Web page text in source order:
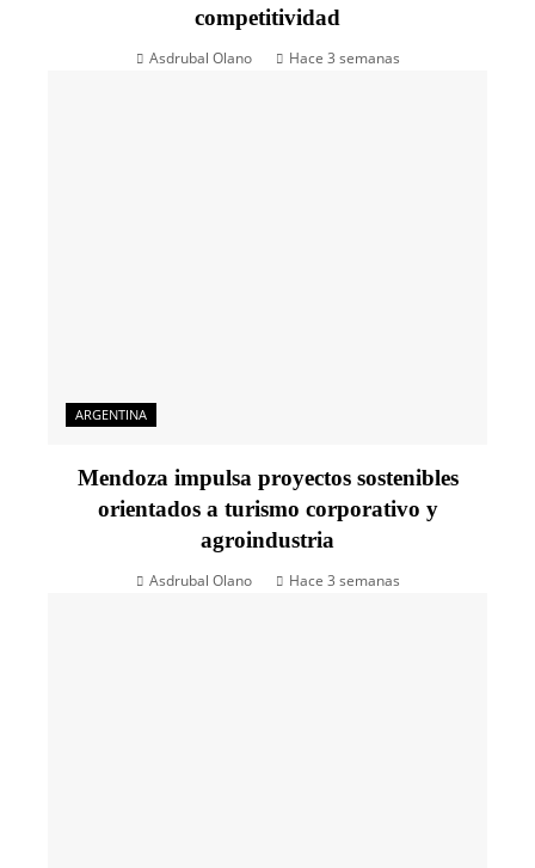
competitividad
Asdrubal Olano Hace 3 semanas
ARGENTINA
Mendoza impulsa proyectos sostenibles
orientados a turismo corporativo y
agroindustria
Asdrubal Olano Hace 3 semanas